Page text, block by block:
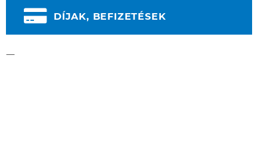
DÍJAK, BEFIZETÉSEK
—